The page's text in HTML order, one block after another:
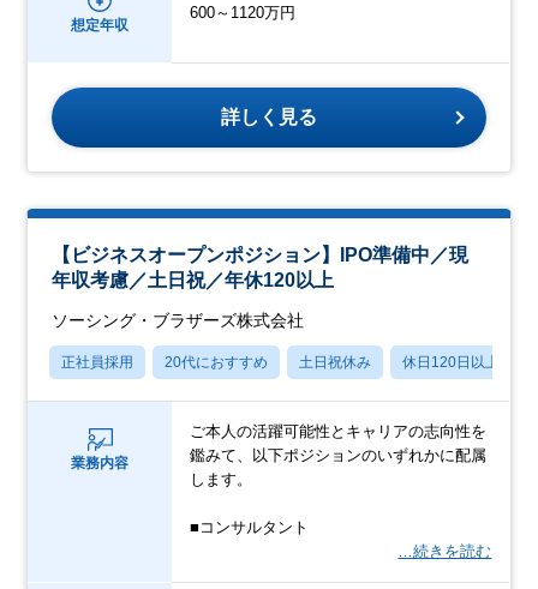
想定年収
600～1120万円
詳しく見る
【ビジネスオープンポジション】IPO準備中／現
年収考慮／土日祝／年休120以上
ソーシング・ブラザーズ株式会社
正社員採用 20代におすすめ 土日祝休み 休日120日以上
業務内容
ご本人の活躍可能性とキャリアの志向性を
鑑みて、以下ポジションのいずれかに配属
します。
■コンサルタント
…続きを読む